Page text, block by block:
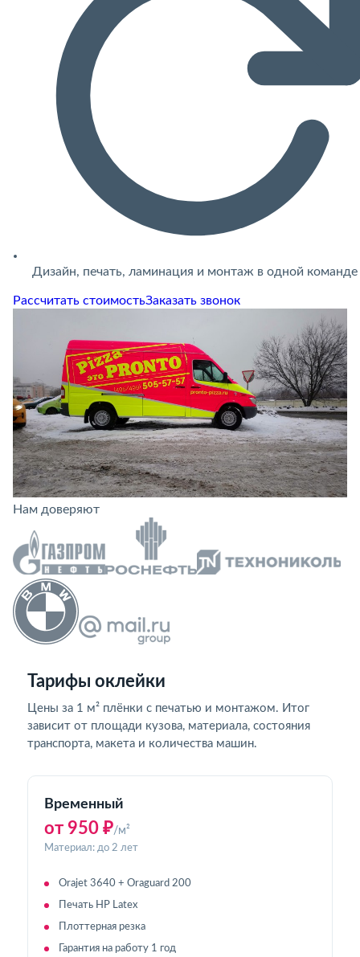
Дизайн, печать, ламинация и монтаж в одной команде
Рассчитать стоимостьЗаказать звонок
Нам доверяют
Тарифы оклейки
Цены за 1 м² плёнки с печатью и монтажом. Итог
зависит от площади кузова, материала, состояния
транспорта, макета и количества машин.
Временный
от 950 ₽/м²
Материал: до 2 лет
Orajet 3640 + Oraguard 200
Печать HP Latex
Плоттерная резка
Гарантия на работу 1 год